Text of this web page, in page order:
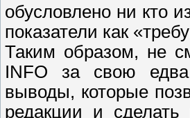
обусловлено ни кто
показатели как
Таким образом, не
INFO за свою едва
выводы, которые
редакции и